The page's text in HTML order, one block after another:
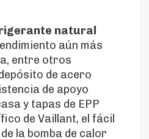
natural
aún más
entre otros
de acero
de apoyo
y tapas de EPP
de Vaillant, el fácil
la bomba de calor